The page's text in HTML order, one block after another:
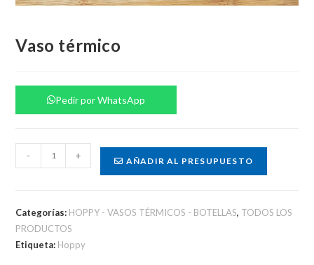
Vaso térmico
Pedir por WhatsApp
térmico
- + AÑADIR AL PRESUPUESTO
Categorías: HOPPY - VASOS TÉRMICOS - BOTELLAS, TODOS LOS
PRODUCTOS
Etiqueta: Hoppy